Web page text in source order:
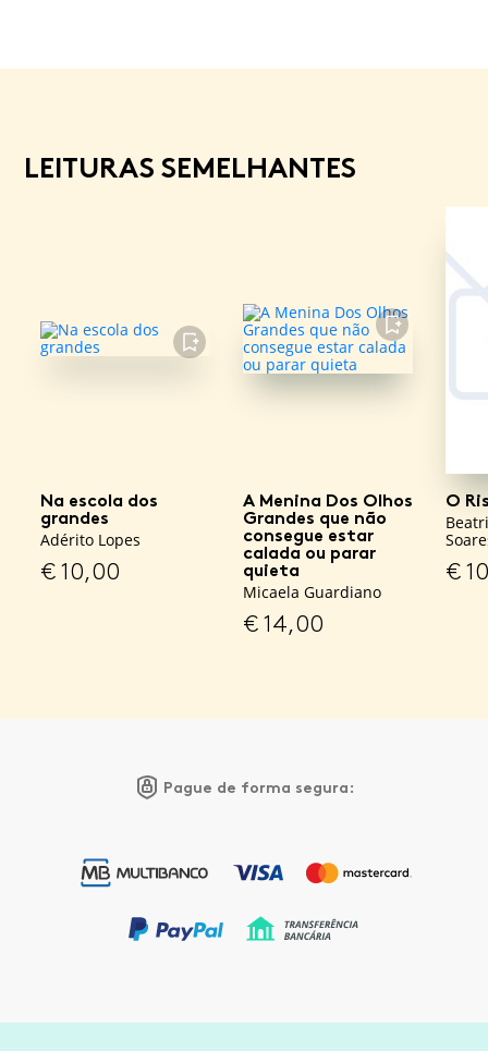
LEITURAS SEMELHANTES
FAVORITO
Na escola dos
grandes
Adérito Lopes
€10,00
FAVORITO
A Menina Dos Olhos
Grandes que não
consegue estar
calada ou parar
quieta
Micaela Guardiano
€14,00
O
€
Pague de forma segura: